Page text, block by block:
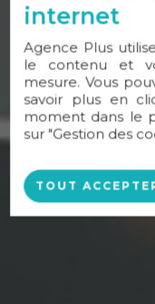
internet
Agence Plus
le contenu et
mesure. Vous
savoir plus en
moment dans le
sur "Gestion des
TOUT